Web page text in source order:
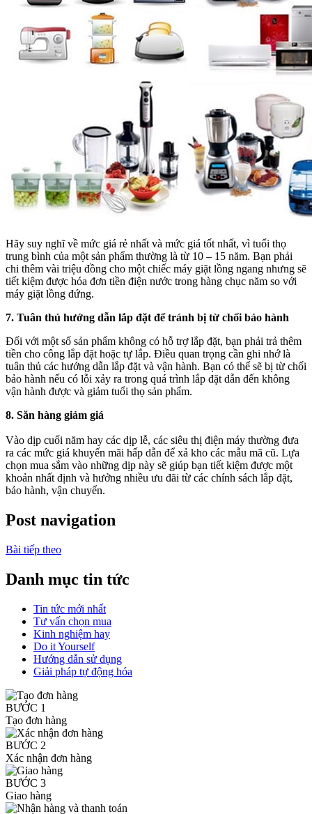
Hãy suy nghĩ về mức giá rẻ nhất và mức giá tốt nhất, vì tuổi thọ
trung bình của một sản phẩm thường là từ 10 – 15 năm. Bạn phải
chi thêm vài triệu đồng cho một chiếc máy giặt lồng ngang nhưng sẽ
tiết kiệm được hóa đơn tiền điện nước trong hàng chục năm so với
máy giặt lồng đứng.
7. Tuân thủ hướng dẫn lắp đặt để tránh bị từ chối bảo hành
Đối với một số sản phẩm không có hỗ trợ lắp đặt, bạn phải trả thêm
tiền cho công lắp đặt hoặc tự lắp. Điều quan trọng cần ghi nhớ là
tuân thủ các hướng dẫn lắp đặt và vận hành. Bạn có thể sẽ bị từ chối
bảo hành nếu có lỗi xảy ra trong quá trình lắp đặt dẫn đến không
vận hành được và giảm tuổi thọ sản phẩm.
8. Săn hàng giảm giá
Vào dịp cuối năm hay các dịp lễ, các siêu thị điện máy thường đưa
ra các mức giá khuyến mãi hấp dẫn để xả kho các mẫu mã cũ. Lựa
chọn mua sắm vào những dịp này sẽ giúp bạn tiết kiệm được một
khoản nhất định và hưởng nhiều ưu đãi từ các chính sách lắp đặt,
bảo hành, vận chuyển.
Post navigation
Bài tiếp theo
Danh mục tin tức
Tin tức mới nhất
Tư vấn chọn mua
Kinh nghiệm hay
Do it Yourself
Hướng dẫn sử dụng
Giải pháp tự động hóa
BƯỚC 1
Tạo đơn hàng
BƯỚC 2
Xác nhận đơn hàng
BƯỚC 3
Giao hàng